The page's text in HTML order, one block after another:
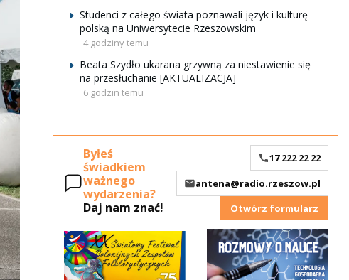
Studenci z całego świata poznawali język i kulturę
polską na Uniwersytecie Rzeszowskim
4 godziny temu
Beata Szydło ukarana grzywną za niestawienie się
na przesłuchanie [AKTUALIZACJA]
6 godzin temu
Byłeś
świadkiem
ważnego
wydarzenia?
Daj nam znać!
17 222 22 22
antena@radio.rzeszow.pl
Otwórz formularz